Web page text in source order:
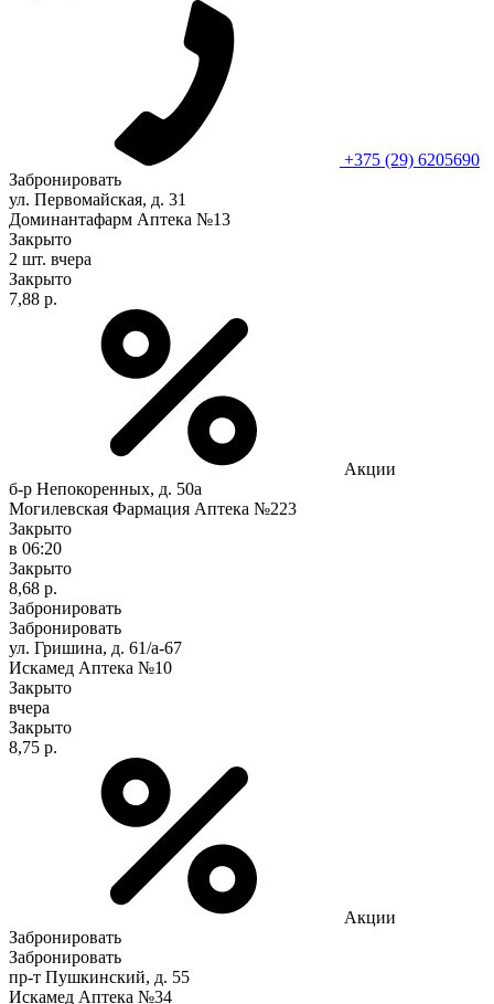
+375 (29) 6205690
Забронировать
ул. Первомайская, д. 31
Доминантафарм Аптека №13
Закрыто
2 шт. вчера
Закрыто
7,88 р.
Акции
б-р Непокоренных, д. 50а
Могилевская Фармация Аптека №223
Закрыто
в 06:20
Закрыто
8,68 р.
Забронировать
Забронировать
ул. Гришина, д. 61/а-67
Искамед Аптека №10
Закрыто
вчера
Закрыто
8,75 р.
Акции
Забронировать
Забронировать
пр-т Пушкинский, д. 55
Искамед Аптека №34